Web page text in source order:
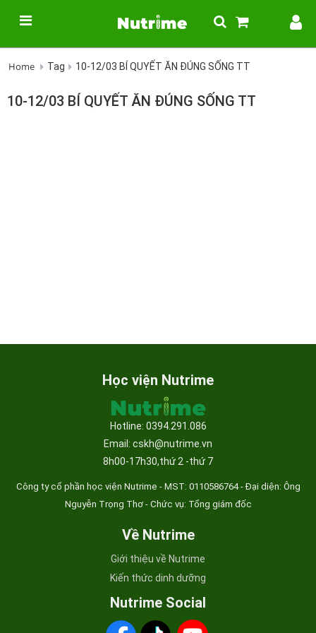
Home Tag 10-12/03 BÍ QUYẾT ĂN ĐÚNG SỐNG TT
10-12/03 BÍ QUYẾT ĂN ĐÚNG SỐNG TT
Học viện Nutrime
Hotline: 0394.291.086
Email: cskh@nutrime.vn
8h00-17h30,thứ 2 -thứ 7
Công ty cổ phần học viện Nutrime - MST: 0110586764 - Đại diện: Ông
Nguyễn Trọng Thơ - Chức vụ: Tổng giám đốc
Về Nutrime
Giới thiệu về Nutrime
Kiến thức dinh dưỡng
Nutrime Social